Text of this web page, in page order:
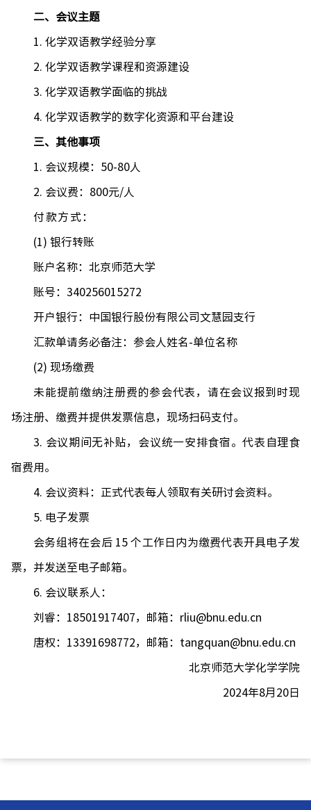
二、会议主题
1.化学双语教学经验分享
2.化学双语教学课程和资源建设
3.化学双语教学面临的挑战
4.化学双语教学的数字化资源和平台建设
三、其他事项
1. 会议规模： 50-80 人
2. 会议费： 800元/ 人
付款方式：
(1) 银行转账
账户名称：北京师范大学
账号： 340256015272
开户银行：中国银行股份有限公司文慧园支行
汇款单请务必备注：参会人姓名-单位名称
(2) 现场缴费
未能提前缴纳注册费的参会代表，请在会议报到时现
场注册、缴费并提供发票信息， 现场扫码支付。
3. 会议期间无补贴，会议统一安排食宿。代表自理食
宿费用。
4. 会议资料：正式代表每人领取有关研讨会资料。
5. 电子发票
会务组将在会后 15个工作日内为缴费代表开具电子发
票，并发送至电子邮箱。
6. 会议联系人：
刘睿： 18501917407，邮箱： rliu@bnu.edu.cn
唐权： 13391698772，邮箱： tangquan@bnu.edu.cn
北京师范大学化学学院
2024年8月 20日